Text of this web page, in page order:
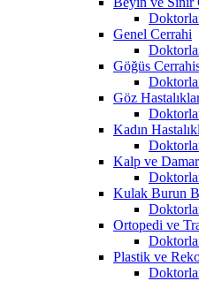
Genel Cerrahi
Göğüs
Göz
Kadın
Kalp ve
Kulak Burun
Ortopedi ve
Plastik ve